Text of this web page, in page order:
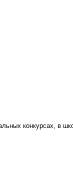
конкурсах, в